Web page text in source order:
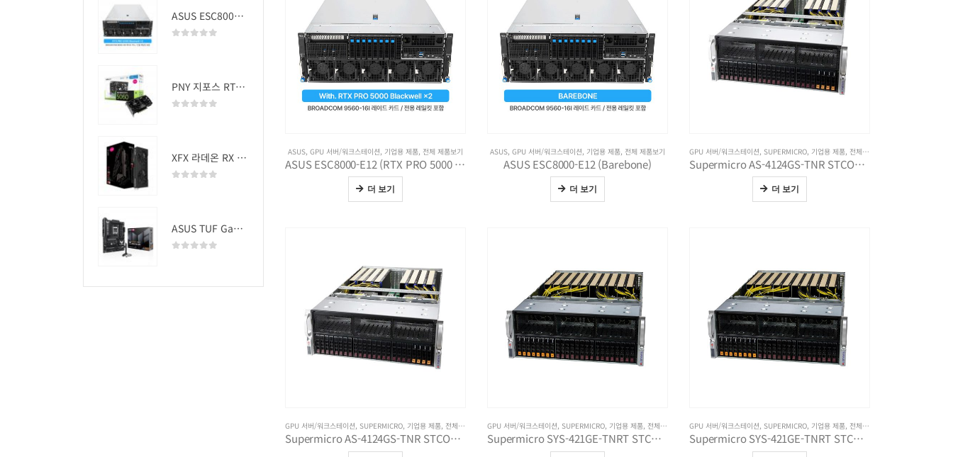
ASUS, GPU 서버/워크스테이션, 기업용 제품, 전체 제품보기
ASUS ESC8000-E12 (RTX PRO 5000 Blackwell x2)
더 보기
ASUS, GPU 서버/워크스테이션, 기업용 제품, 전체 제품보기
ASUS ESC8000-E12 (Barebone)
더 보기
GPU 서버/워크스테이션, SUPERMICRO, 기업용 제품, 전체 제품보기
Supermicro AS-4124GS-TNR STCOM (7313, RTX PRO 5000×2)
더 보기
GPU 서버/워크스테이션, SUPERMICRO, 기업용 제품, 전체 제품보기
Supermicro AS-4124GS-TNR STCOM (7313, RTX PRO 6000 Max-Q×2)
GPU 서버/워크스테이션, SUPERMICRO, 기업용 제품, 전체 제품보기
Supermicro SYS-421GE-TNRT STCOM (6526Y, RTX PRO 5000×2)
GPU 서버/워크스테이션, SUPERMICRO, 기업용 제품, 전체 제품보기
Supermicro SYS-421GE-TNRT STCOM (6526Y, RTX PRO 6000 Max-Q×2)
ASUS ESC8000A-E13 (RTX PRO 5000 Blackwell x2)
PNY 지포스 RTX 5060 OC D7 8GB Dual Fan
XFX 라데온 RX 9060 XT SWIFT DUAL OC D6 16GB
ASUS TUF Gaming B850-PLUS WIFI